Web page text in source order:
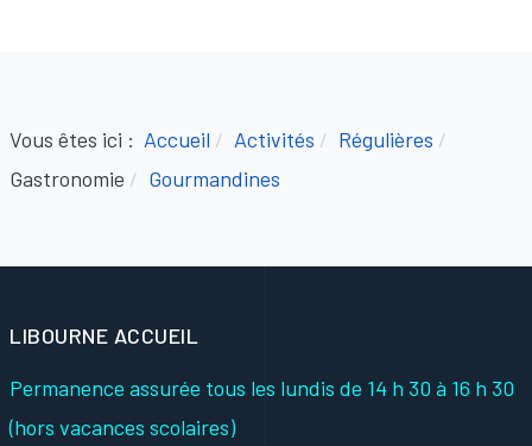
Vous êtes ici : Accueil Activités
Régulières
Gastronomie
Gourmandines
LIBOURNE ACCUEIL
Permanence assurée tous les lundis de 14 h 30 à 16 h 30
(hors vacances scolaires)